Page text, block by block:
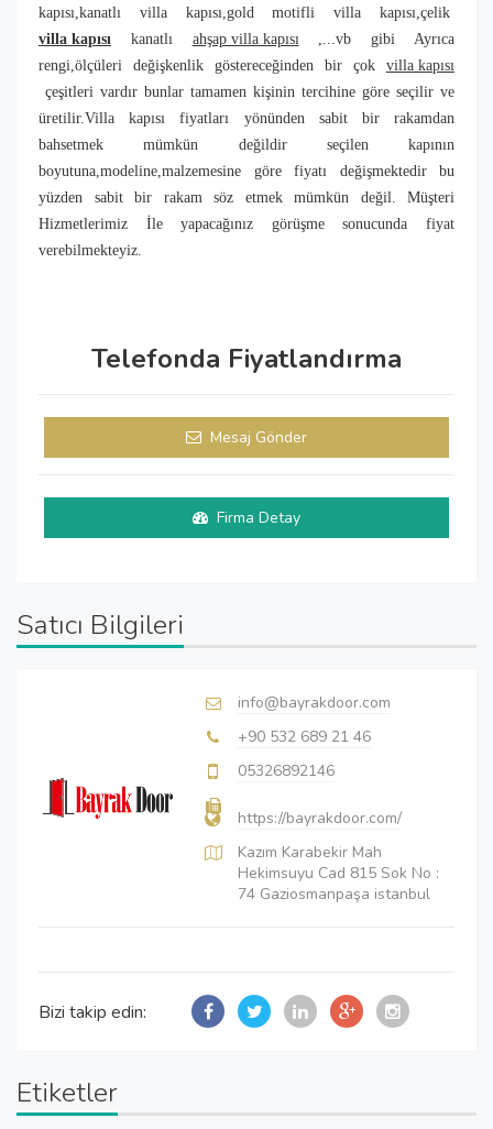
kapısı,kanatlı villa kapısı,gold motifli villa kapısı,çelik
villa kapısı kanatlı ahşap villa kapısı,...vb gibi Ayrıca
rengi,ölçüleri değişkenlik göstereceğinden bir çok villa kapısı
çeşitleri vardır bunlar tamamen kişinin tercihine göre seçilir ve
üretilir.Villa kapısı fiyatları yönünden sabit bir rakamdan
bahsetmek mümkün değildir seçilen kapının
boyutuna,modeline,malzemesine göre fiyatı değişmektedir bu
yüzden sabit bir rakam söz etmek mümkün değil. Müşteri
Hizmetlerimiz İle yapacağınız görüşme sonucunda fiyat
verebilmekteyiz.
Telefonda Fiyatlandırma
Mesaj Gönder
Firma Detay
Satıcı Bilgileri
info@bayrakdoor.com
+90 532 689 21 46
05326892146
https://bayrakdoor.com/
Kazım Karabekir Mah
Hekimsuyu Cad 815 Sok No :
74 Gaziosmanpaşa istanbul
Bizi takip edin:
Etiketler